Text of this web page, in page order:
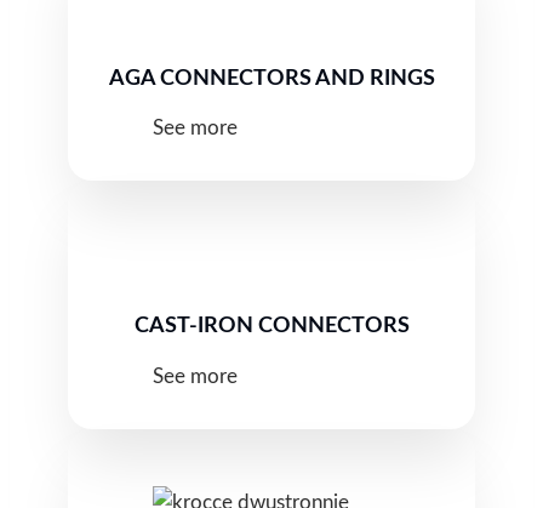
AGA CONNECTORS AND RINGS
See more
CAST-IRON CONNECTORS
See more